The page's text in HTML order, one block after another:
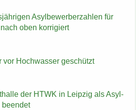
Asyl­be­wer­ber­zah­len für
oben kor­ri­giert
vor Hoch­was­ser ge­schützt
der HTWK in Leip­zig als Asyl­
be­en­det